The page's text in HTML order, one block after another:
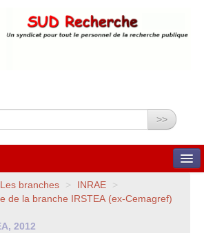
>>
?
Les branches > INRAE
>
de la branche IRSTEA (ex-Cemagref)
, 2012